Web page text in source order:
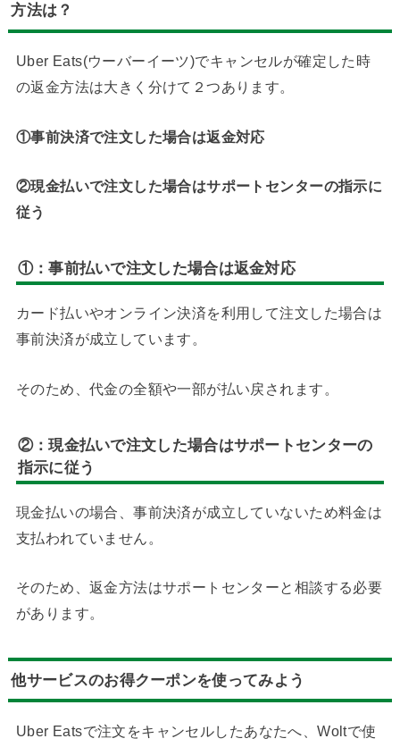
方法は？
Uber Eats(ウーバーイーツ)でキャンセルが確定した時
の返金方法は大きく分けて２つあります。
①事前決済で注文した場合は返金対応
②現金払いで注文した場合はサポートセンターの指示に
従う
①：事前払いで注文した場合は返金対応
カード払いやオンライン決済を利用して注文した場合は
事前決済が成立しています。
そのため、代金の全額や一部が払い戻されます。
②：現金払いで注文した場合はサポートセンターの
指示に従う
現金払いの場合、事前決済が成立していないため料金は
支払われていません。
そのため、返金方法はサポートセンターと相談する必要
があります。
他サービスのお得クーポンを使ってみよう
Uber Eatsで注文をキャンセルしたあなたへ、Woltで使